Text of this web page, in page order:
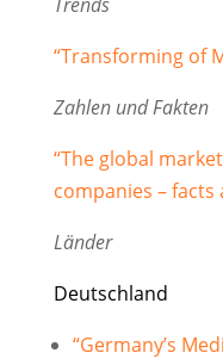
“Transforming of
Zahlen und Fakten
“The global
companies – facts
Länder
Deutschland
“Germany’s